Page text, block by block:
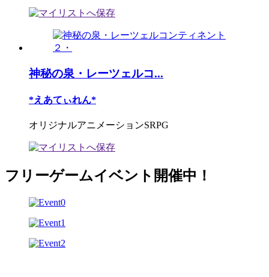
神秘の泉・レーツェルコ...
*えあてぃれん*
オリジナルアニメーションSRPG
フリーゲームイベント開催中！